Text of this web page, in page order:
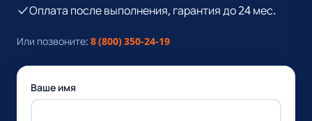
Оплата после выполнения, гарантия до 24 мес.
Или позвоните: 8 (800) 350-24-19
Ваше имя